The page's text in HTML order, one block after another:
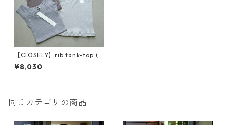
【CLOSELY】rib tank-top (C
LO2118)
¥8,030
同じカテゴリの商品